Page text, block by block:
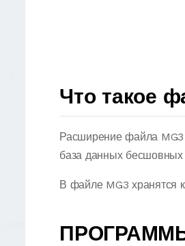
Что такое
Расширение файла MG3
база данных
В файле MG3 хранятся